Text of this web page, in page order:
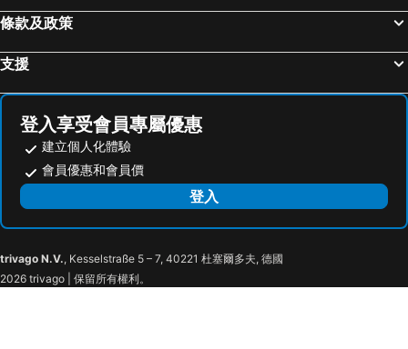
The St. Regis Hong Kong
The St. Regis Hong Kong
The Landmark Mandarin Oriental, Hong Kong
士多啤梨賓館
條款及政策
支援
登入享受會員專屬優惠
建立個人化體驗
會員優惠和會員價
登入
trivago N.V., Kesselstraße 5 – 7, 40221 杜塞爾多夫, 德國
2026 trivago | 保留所有權利。